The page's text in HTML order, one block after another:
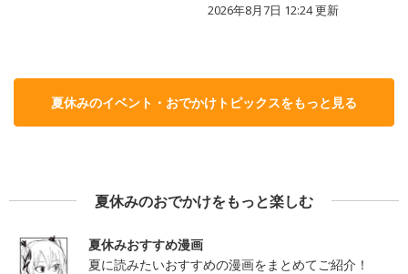
2026年8月7日 12:24更新
夏休みのイベント・おでかけトピックスをもっと見る
夏休みのおでかけをもっと楽しむ
夏休みおすすめ漫画
夏に読みたいおすすめの漫画をまとめてご紹介！